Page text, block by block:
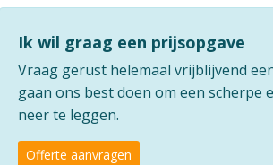
Ik wil graag een prijsopgave
Vraag gerust helemaal vrijblijvend
gaan ons best doen om een scherpe
neer te leggen.
Offerte aanvragen